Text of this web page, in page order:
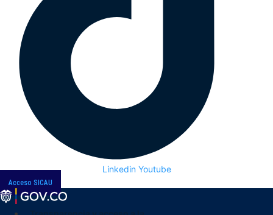
Linkedin Youtube
Acceso SICAU